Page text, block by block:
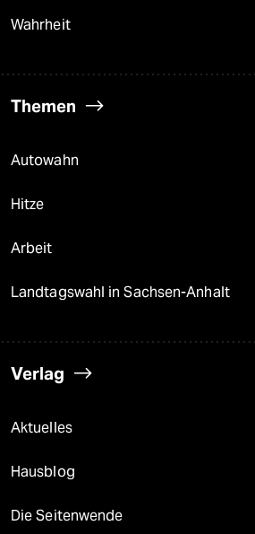
Wahrheit
Themen
Autowahn
Hitze
Arbeit
Landtagswahl in Sachsen-Anhalt
Verlag
Aktuelles
Hausblog
Die Seitenwende